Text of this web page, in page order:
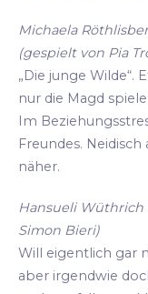
Michaela
(gespielt von Pia
„Die junge Wilde“.
nur die Magd
Im
Freundes.
näher.
Hansueli Wüthrich
Simon Bieri)
Will eigentlich gar
aber irgendwie